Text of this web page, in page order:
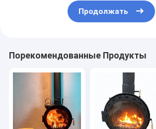
Продолжать
Порекомендованные Продукты